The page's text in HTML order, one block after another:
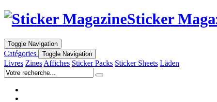
Sticker
Toggle Navigation
Catégories Toggle Navigation
Livres Zines Affiches Sticker Packs Sticker Sheets Läden